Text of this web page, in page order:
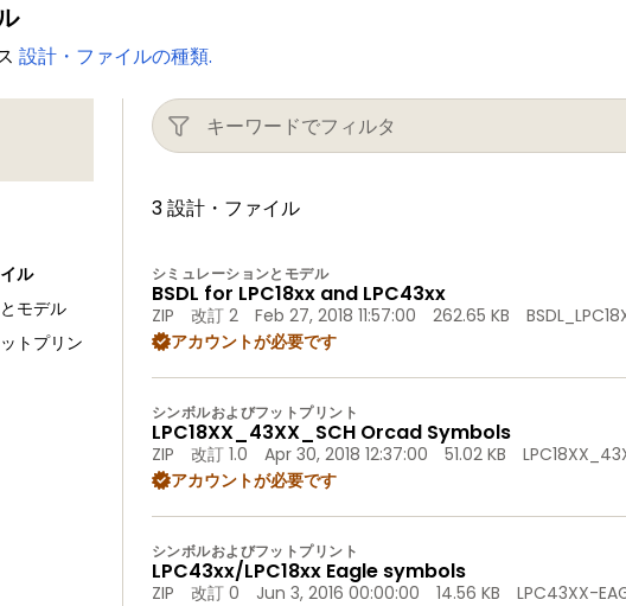
設計・ファイルの種類.
ル
モデル
トプリン
3 設計・ファイル
シミュレーションとモデル
BSDL for LPC18xx and LPC43xx
ZIP 改訂 2 Feb 27, 2018 11:57:00 262.65 KB
アカウントが必要です
シンボルおよびフットプリント
LPC18XX_43XX_SCH Orcad Symbols
ZIP 改訂 1.0 Apr 30, 2018 12:37:00 51.02 KB
アカウントが必要です
シンボルおよびフットプリント
LPC43xx/LPC18xx Eagle symbols
ZIP 改訂 0 Jun 3, 2016 00:00:00 14.56 KB
LPC43XX-